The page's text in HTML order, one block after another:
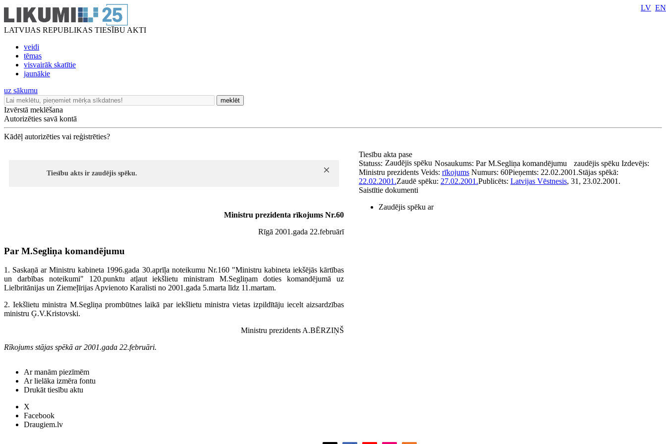
LATVIJAS REPUBLIKAS TIESĪBU AKTI
veidi
tēmas
visvairāk skatītie
jaunākie
LV EN
uz sākumu
meklēt
Izvērstā meklēšana
Autorizēties savā kontā
Kādēļ autorizēties vai reģistrēties?
Tiesību akts ir zaudējis spēku.
Ministru prezidenta rīkojums Nr.60
Rīgā 2001.gada 22.februārī
Par M.Segliņa komandējumu
1. Saskaņā ar Ministru kabineta 1996.gada 30.aprīļa noteikumu Nr.160 "Ministru kabineta iekšējās kārtības
un darbības noteikumi" 120.punktu atļaut iekšlietu ministram M.Segliņam doties komandējumā uz
Lielbritānijas un Ziemeļīrijas Apvienoto Karalisti no 2001.gada 5.marta līdz 11.martam.
2. Iekšlietu ministra M.Segliņa prombūtnes laikā par iekšlietu ministra vietas izpildītāju iecelt aizsardzības
ministru Ģ.V.Kristovski.
Ministru prezidents A.BĒRZIŅŠ
Rīkojums stājas spēkā ar 2001.gada 22.februāri.
Tiesību akta pase
Nosaukums: Par M.Segliņa komandējumu
Statuss: Zaudējis spēku zaudējis spēku Izdevējs:
Ministru prezidents Veids: rīkojums Numurs: 60Pieņemts: 22.02.2001.Stājas spēkā:
22.02.2001.Zaudē spēku: 27.02.2001.Publicēts: Latvijas Vēstnesis, 31, 23.02.2001.
Saistītie dokumenti
Zaudējis spēku ar
Ar manām piezīmēm
Ar lielāka izmēra fontu
Drukāt tiesību aktu
X
Facebook
Draugiem.lv